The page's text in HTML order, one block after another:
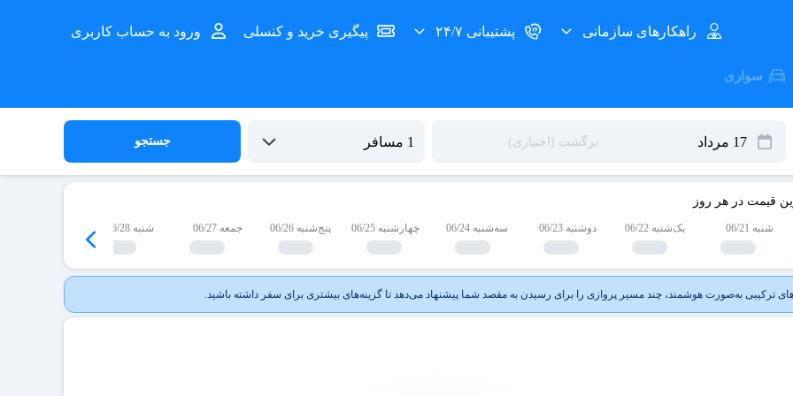
راهکارهای سازمانی پشتیبانی ۲۴/۷ پیگیری خرید و کنسلی ورود به حساب کاربری
سواری
جستجو
قیمت در هر روز
شنبه 06/21 یک‌شنبه 06/22 دوشنبه 06/23 سه‌شنبه 06/24 چهارشنبه 06/25 پنج‌شنبه 06/26 جمعه 06/27 شنبه 06/28
ترکیبی به‌صورت هوشمند، چند مسیر پروازی را برای رسیدن به مقصد شما پیشنهاد می‌دهد تا گزینه‌های بیشتری برای سفر داشته باشید.